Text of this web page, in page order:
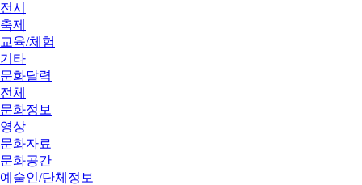
전시
축제
교육/체험
기타
문화달력
전체
문화정보
영상
문화자료
문화공간
예술인/단체정보